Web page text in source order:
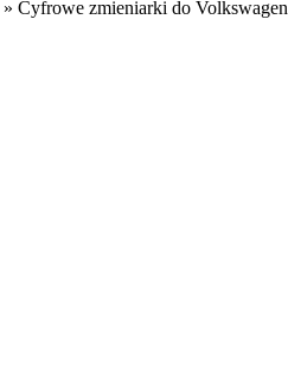
» Cyfrowe zmieniarki do Volkswagen